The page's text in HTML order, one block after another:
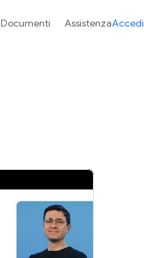
Documenti AssistenzaAccedi